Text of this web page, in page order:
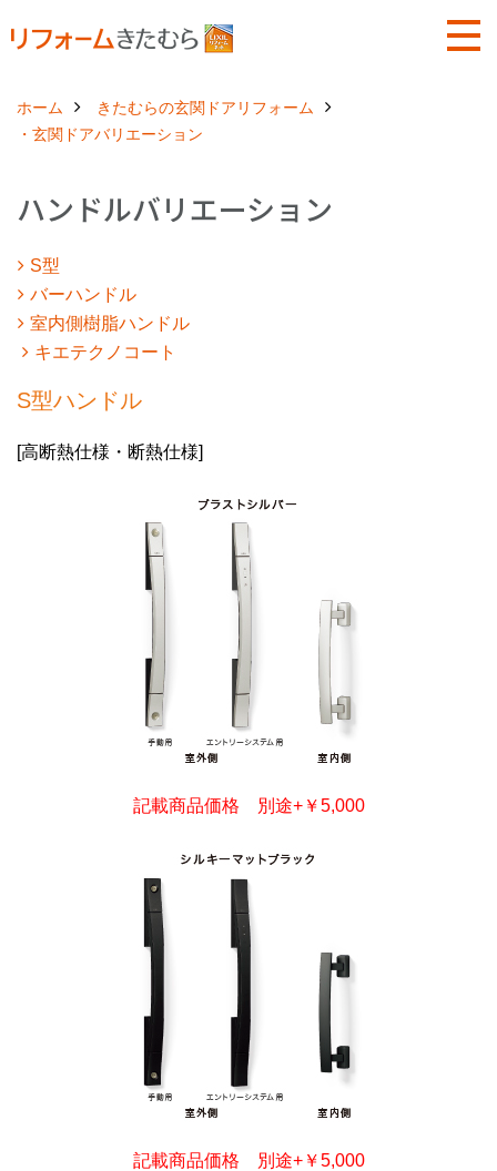
ホーム
きたむらの玄関ドアリフォーム
・玄関ドアバリエーション
ハンドルバリエーション
S型
バーハンドル
室内側樹脂ハンドル
キエテクノコート
S型ハンドル
[高断熱仕様・断熱仕様]
記載商品価格 別途+￥5,000
記載商品価格 別途+￥5,000